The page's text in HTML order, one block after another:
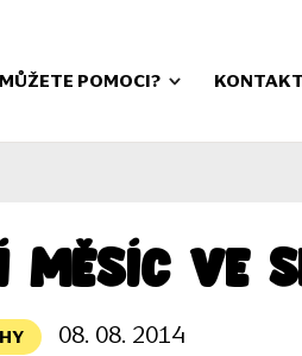
POMOCI?
ve
08. 08. 2014